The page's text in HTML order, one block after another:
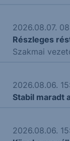
2026.08.07.
Részleges
Szakmai
2026.08.06.
Stabil maradt
2026.08.06.